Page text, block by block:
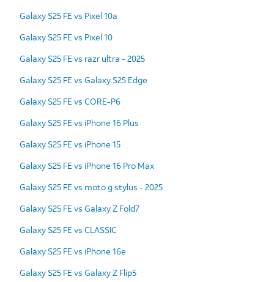
Galaxy S25 FE vs Pixel 10a
Galaxy S25 FE vs Pixel 10
Galaxy S25 FE vs razr ultra - 2025
Galaxy S25 FE vs Galaxy S25 Edge
Galaxy S25 FE vs CORE-P6
Galaxy S25 FE vs iPhone 16 Plus
Galaxy S25 FE vs iPhone 15
Galaxy S25 FE vs iPhone 16 Pro Max
Galaxy S25 FE vs moto g stylus - 2025
Galaxy S25 FE vs Galaxy Z Fold7
Galaxy S25 FE vs CLASSIC
Galaxy S25 FE vs iPhone 16e
Galaxy S25 FE vs Galaxy Z Flip5